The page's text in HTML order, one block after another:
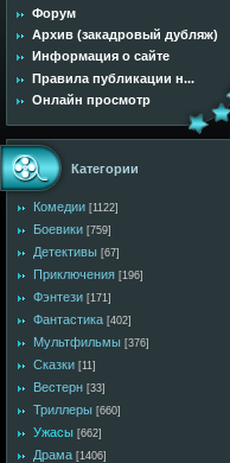
Форум
Архив (закадровый дубляж)
Информация о сайте
Правила публикации н...
Онлайн просмотр
Категории
Комедии [1122]
Боевики [759]
Детективы [67]
Приключения [196]
Фэнтези [171]
Фантастика [402]
Мультфильмы [376]
Сказки [11]
Вестерн [33]
Триллеры [660]
Ужасы [662]
Драма [1406]